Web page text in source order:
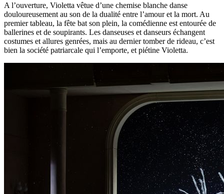
A l’ouverture, Violetta vêtue d’une chemise blanche danse
douloureusement au son de la dualité entre l’amour et la mort. Au
premier tableau, la fête bat son plein, la comédienne est entourée de
ballerines et de soupirants. Les danseuses et danseurs échangent
costumes et allures genrées, mais au dernier tomber de rideau, c’est
bien la société patriarcale qui l’emporte, et piétine Violetta.